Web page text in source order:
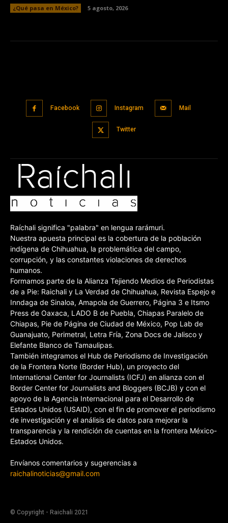
¿Qué pasa en México? 5 agosto, 2026
Facebook Instagram Mail
Twitter
Raíchali significa "palabra" en lengua rarámuri.
Nuestra apuesta principal es la cobertura de la población
indígena de Chihuahua, la problemática del campo,
corrupción, y las constantes violaciones de derechos
humanos.
Formamos parte de la Alianza Tejiendo Medios de Periodistas
de a Pie: Raichali y La Verdad de Chihuahua, Revista Espejo e
Inndaga de Sinaloa, Amapola de Guerrero, Página 3 e Itsmo
Press de Oaxaca, LADO B de Puebla, Chiapas Paralelo de
Chiapas, Pie de Página de Ciudad de México, Pop Lab de
Guanajuato, Perimetral, Letra Fría, Zona Docs de Jalisco y
Elefante Blanco de Tamaulipas.
También integramos el Hub de Periodismo de Investigación
de la Frontera Norte (Border Hub), un proyecto del
International Center for Journalists (ICFJ) en alianza con el
Border Center for Journalists and Bloggers (BCJB) y con el
apoyo de la Agencia Internacional para el Desarrollo de
Estados Unidos (USAID), con el fin de promover el periodismo
de investigación y el análisis de datos para mejorar la
transparencia y la rendición de cuentas en la frontera México-
Estados Unidos.
Envíanos comentarios y sugerencias a
raichalinoticias@gmail.com
© Copyright - Raichali 2021